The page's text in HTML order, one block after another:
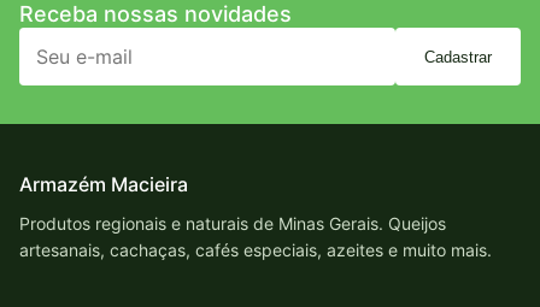
Receba nossas novidades
Cadastrar
Armazém Macieira
Produtos regionais e naturais de Minas Gerais. Queijos
artesanais, cachaças, cafés especiais, azeites e muito mais.